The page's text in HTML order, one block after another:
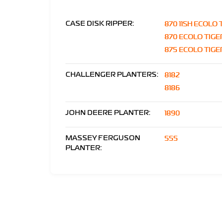
CASE DISK RIPPER:
870 11SH ECOLO
870 ECOLO
875 ECOLO
CHALLENGER PLANTERS:
8182
8186
JOHN DEERE PLANTER: 1890
MASSEY FERGUSON
PLANTER:
555